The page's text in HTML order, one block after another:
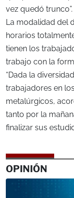
vez quedó trunco”.
La modalidad del
horarios
tienen los
trabajo con la
“Dada la
trabajadores en
metalúrgicos,
tanto por la
finalizar sus
OPINIÓN